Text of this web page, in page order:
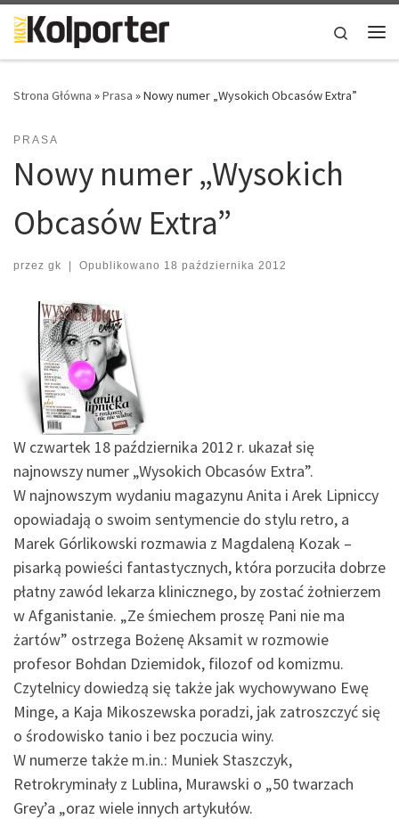
Skip to content
Search
Strona Główna »Prasa »Nowy numer „Wysokich Obcasów Extra”
PRASA
Nowy numer „Wysokich
Obcasów Extra”
przez gk | Opublikowano 18 października 2012
W czwartek 18 października 2012 r. ukazał się
najnowszy numer „Wysokich Obcasów Extra”.
W najnowszym wydaniu magazynu Anita i Arek Lipniccy
opowiadają o swoim sentymencie do stylu retro, a
Marek Górlikowski rozmawia z Magdaleną Kozak –
pisarką powieści fantastycznych, która porzuciła dobrze
płatny zawód lekarza klinicznego, by zostać żołnierzem
w Afganistanie. „Ze śmiechem proszę Pani nie ma
żartów” ostrzega Bożenę Aksamit w rozmowie
profesor Bohdan Dziemidok, filozof od komizmu.
Czytelnicy dowiedzą się także jak wychowywano Ewę
Minge, a Kaja Mikoszewska poradzi, jak zatroszczyć się
o środowisko tanio i bez poczucia winy.
W numerze także m.in.: Muniek Staszczyk,
Retrokryminały z Lublina, Murawski o „50 twarzach
Grey’a „oraz wiele innych artykułów.